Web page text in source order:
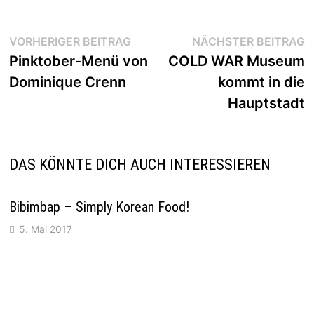
Beitragsnavigation
VORHERIGER BEITRAGVorheriger
Beitrag:
Pinktober-Menü von
Dominique Crenn
NÄCHSTER BEITRAG
COLD WAR Museum
kommt in die
Hauptstadt
DAS KÖNNTE DICH AUCH INTERESSIEREN
Bibimbap – Simply Korean Food!
5. Mai 2017